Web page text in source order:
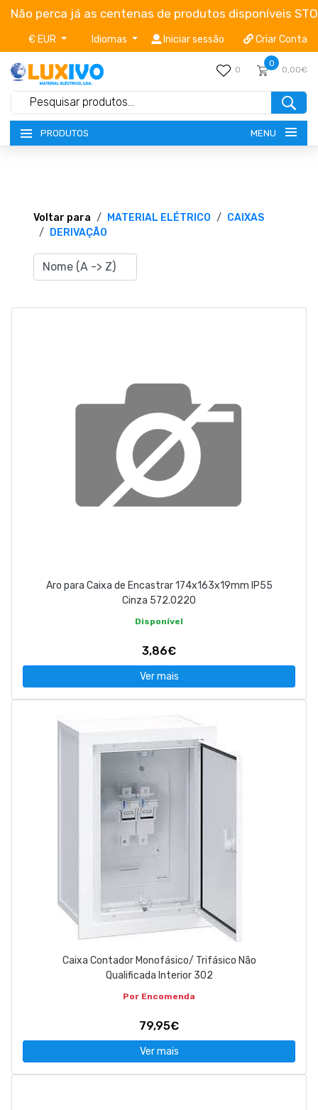
Não perca já as centenas de produtos disponíveis
€ EUR Idiomas Iniciar sessão Criar Conta
0
0
0,00€
PRODUTOS MENU
TERMOS E CONDIÇÕES
geral@luxivo.pt
Voltar para MATERIAL ELÉTRICO
CAIXAS
DERIVAÇÃO
Aro para Caixa de Encastrar 174x163x19mm IP55
Cinza 572.0220
Disponível
3,86€
Ver mais
Caixa Contador Monofásico/ Trifásico Não
Qualificada Interior 302
Por Encomenda
79,95€
Ver mais